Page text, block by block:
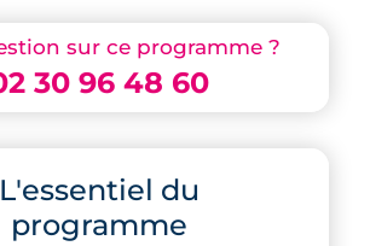
sur ce programme ?
30 96 48 60
L'essentiel du
programme